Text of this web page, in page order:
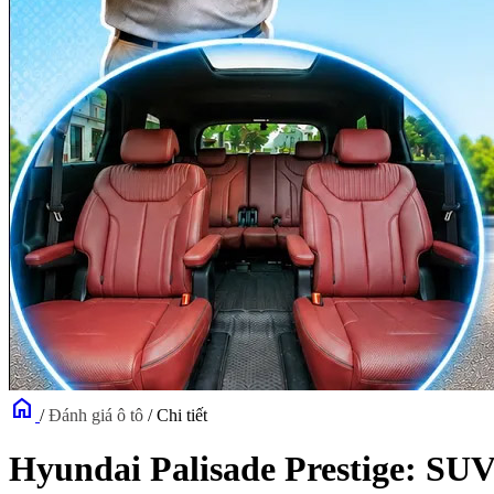
home / Đánh giá ô tô / Chi tiết
Hyundai Palisade Prestige: